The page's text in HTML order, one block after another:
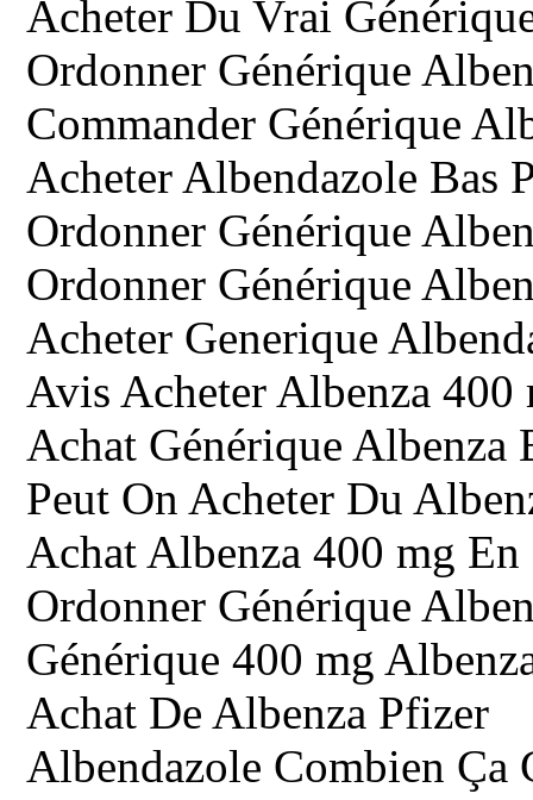
Acheter Du Vrai
Ordonner Générique
Commander Générique
Acheter Albendazole Bas
Ordonner Générique
Ordonner Générique
Acheter Generique
Avis Acheter Albenza 400
Achat Générique Albenza
Peut On Acheter Du
Achat Albenza 400 mg En
Ordonner Générique
Générique 400 mg
Achat De Albenza Pfizer
Albendazole Combien Ça